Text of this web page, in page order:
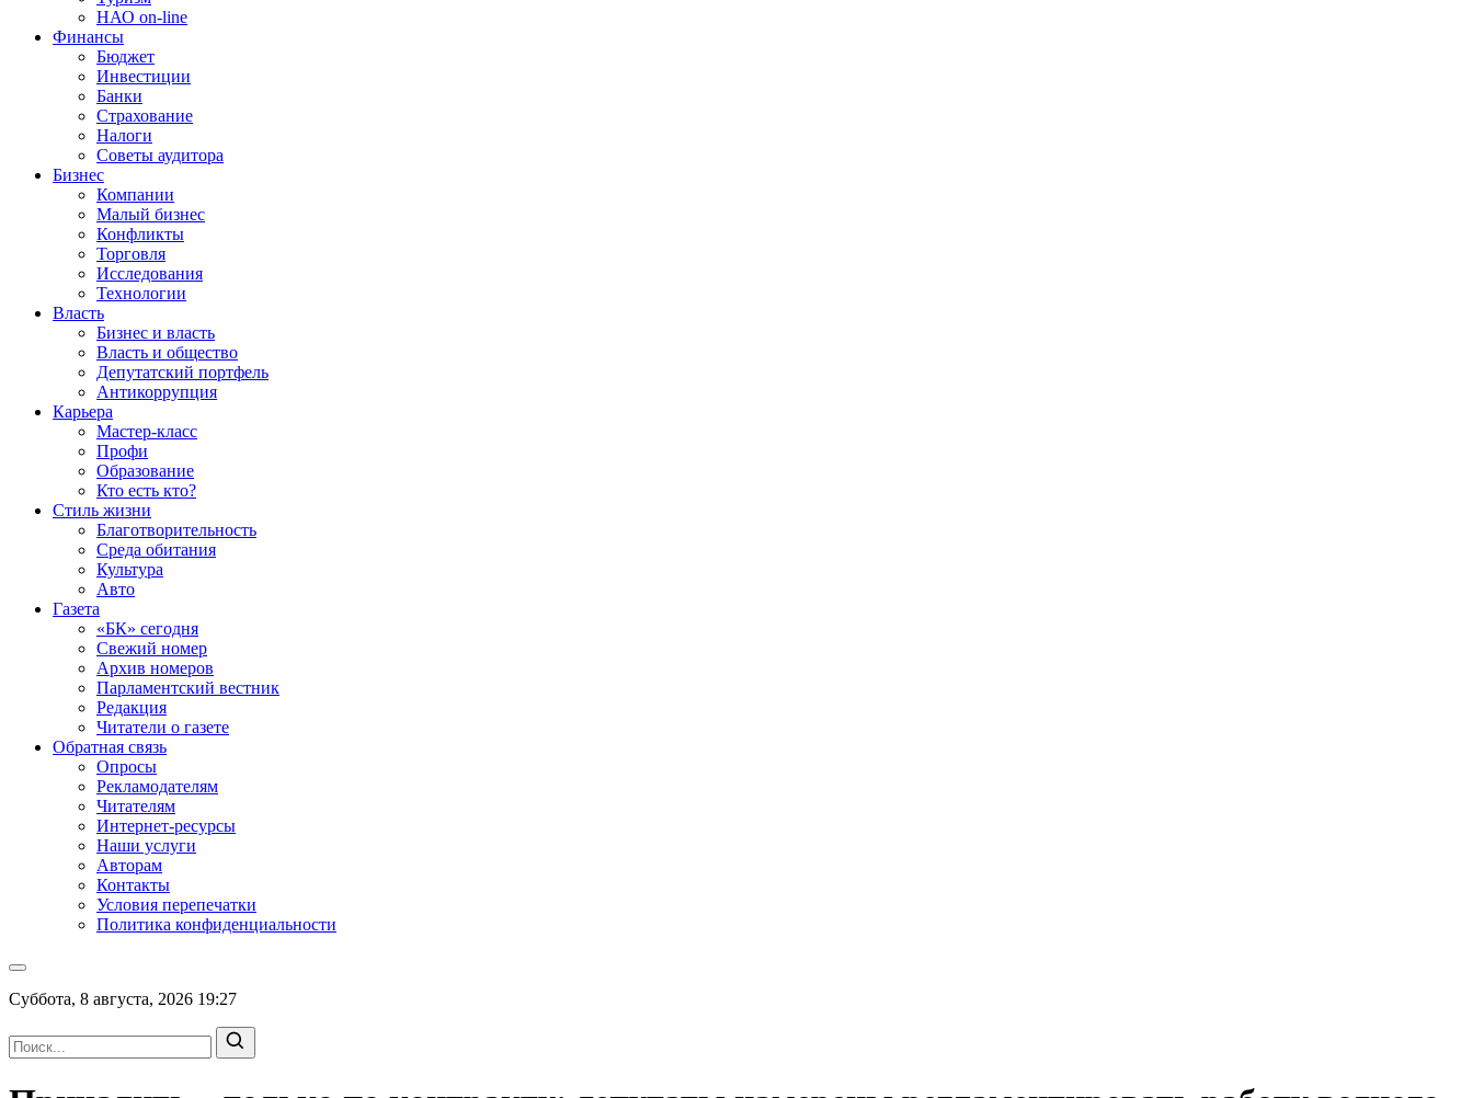
НАО on-line
Финансы
Бюджет
Инвестиции
Банки
Страхование
Налоги
Советы аудитора
Бизнес
Компании
Малый бизнес
Конфликты
Торговля
Исследования
Технологии
Власть
Бизнес и власть
Власть и общество
Депутатский портфель
Антикоррупция
Карьера
Мастер-класс
Профи
Образование
Кто есть кто?
Стиль жизни
Благотворительность
Среда обитания
Культура
Авто
Газета
«БК» сегодня
Свежий номер
Архив номеров
Парламентский вестник
Редакция
Читатели о газете
Обратная связь
Опросы
Рекламодателям
Читателям
Интернет-ресурсы
Наши услуги
Авторам
Контакты
Условия перепечатки
Политика конфиденциальности
Суббота, 8 августа, 2026 19:27